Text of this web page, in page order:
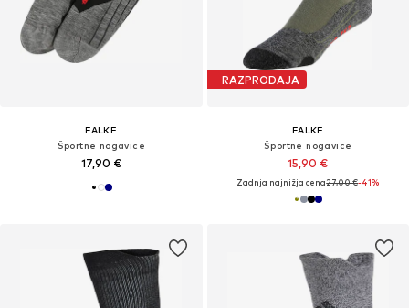
FALKE
Športne nogavice
17,90 €
RAZPRODAJA
FALKE
Športne nogavice
15,90 €
Zadnja najnižja cena27,00 €-41%